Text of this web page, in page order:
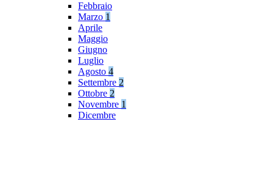
Febbraio
Marzo 1
Aprile
Maggio
Giugno
Luglio
Agosto 4
Settembre 2
Ottobre 2
Novembre 1
Dicembre